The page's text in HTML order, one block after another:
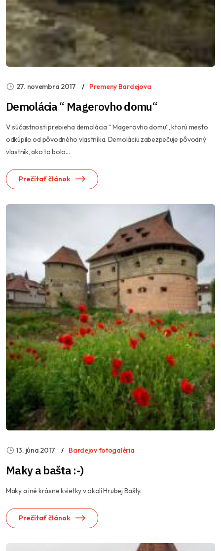
27. novembra 2017 Premeny Bardejova
Demolácia “ Magerovho domu“
V súčastnosti prebieha demolácia “ Magerovho domu“, ktorú mesto
odkúpilo od pôvodného vlastníka. Demoláciu zabezpečuje pôvodný
vlastník, ako to bolo...
Prečítať článok
13. júna 2017 Bardejov fotogaléria
Maky a bašta :-)
Maky a iné krásne kvietky v okolí Hrubej Bašty.
Prečítať článok